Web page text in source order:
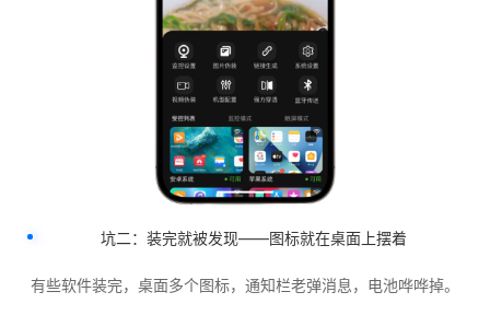
坑二：装完就被发现——图标就在桌面上摆着
有些软件装完，桌面多个图标，通知栏老弹消息，电池哗哗掉。